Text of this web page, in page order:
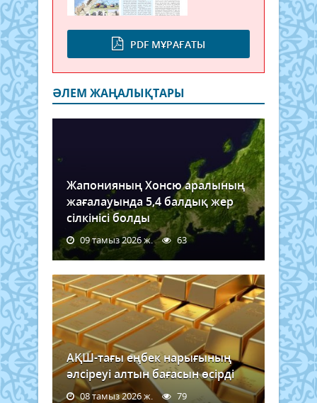
PDF МҰРАҒАТЫ
ӘЛЕМ ЖАҢАЛЫҚТАРЫ
Жапонияның Хонсю аралының
жағалауында 5,4 балдық жер
сілкінісі болды
09 тамыз 2026 ж. 63
АҚШ-тағы еңбек нарығының
әлсіреуі алтын бағасын өсірді
08 тамыз 2026 ж. 79